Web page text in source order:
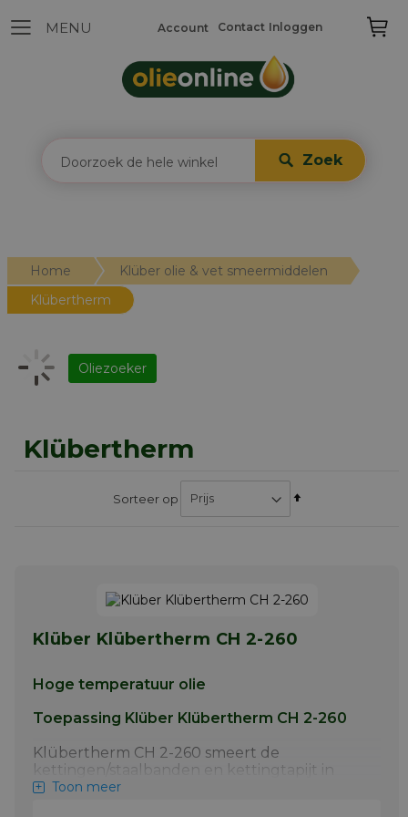
Zoek
Contact Inloggen
Account
Home
Klüber olie & vet smeermiddelen
Klübertherm
Klübertherm
Sorteer op
Van
Klüber Klübertherm CH 2-260
Hoge temperatuur olie
Toepassing Klüber Klübertherm CH 2-260
Klübertherm CH 2-260 smeert de
kettingen/staalbanden en kettingtapijt in
continue houtpersen die gebruikt worden
Toon meer
Oliezoeker